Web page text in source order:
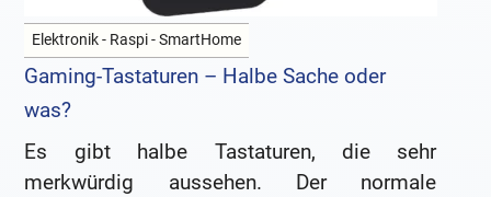
Elektronik - Raspi - SmartHome
Gaming-Tastaturen – Halbe Sache oder
was?
Es gibt halbe Tastaturen, die sehr
merkwürdig aussehen. Der normale